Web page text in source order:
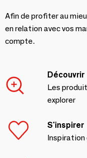
Afin de profiter au
en relation avec vos
compte.
Découvrir
Les
explorer
S'inspirer